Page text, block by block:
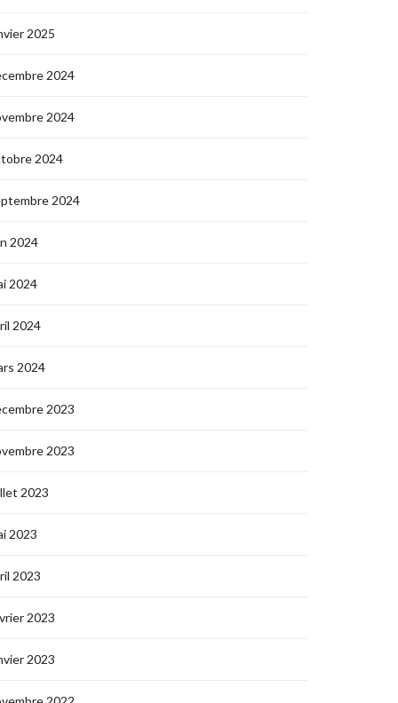
2025
2024
2024
2024
2024
2024
2024
2024
2024
2023
2023
2023
2023
2023
2023
2023